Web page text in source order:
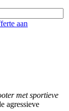
aan
met sportieve
agressieve